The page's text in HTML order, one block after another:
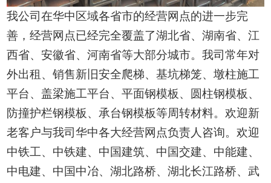
我公司在华中区域各省市的经营网点的进一步完
善，经营网点已经完全覆盖了湖北省、湖南省、江
西省、安徽省、河南省等大部分城市。我司常年对
外出租、销售新旧安全爬梯、基坑梯笼、墩柱施工
平台、盖梁施工平台、平面钢模板、圆柱钢模板、
防撞护栏钢模板、承台钢模板等周转材料。欢迎新
老客户与我司华中各大经营网点负责人咨询。欢迎
中铁工、中铁建、中国建筑、中国交建、中能建、
中电建、中国中冶、湖北路桥、湖北长江路桥、武